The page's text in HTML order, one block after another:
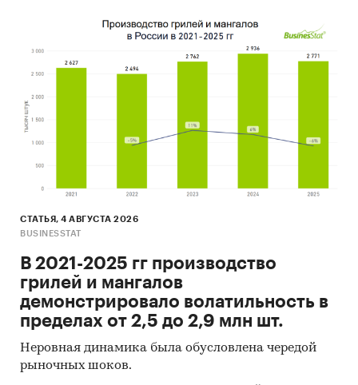
СТАТЬЯ, 4 АВГУСТА 2026
BUSINESSTAT
В 2021-2025 гг производство
грилей и мангалов
демонстрировало волатильность в
пределах от 2,5 до 2,9 млн шт.
Неровная динамика была обусловлена чередой
рыночных шоков.